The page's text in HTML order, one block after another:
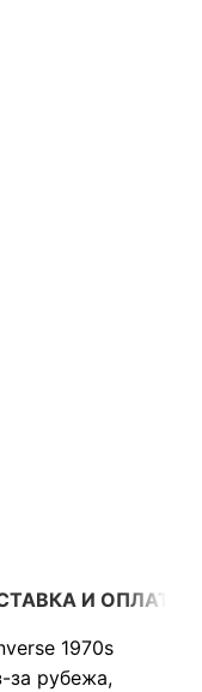
И ОПЛАТА
1970s
за рубежа,